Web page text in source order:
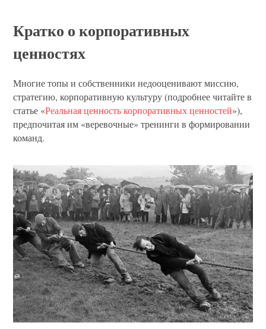
Кратко о корпоративных
ценностях
Многие топы и собственники недооценивают миссию,
стратегию, корпоративную культуру (подробнее читайте в
статье «Реальная ценность корпоративных ценностей»),
предпочитая им «веревочные» тренинги в формировании
команд.